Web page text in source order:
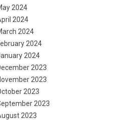
2024
2024
2024
2024
2024
2023
2023
2023
2023
2023